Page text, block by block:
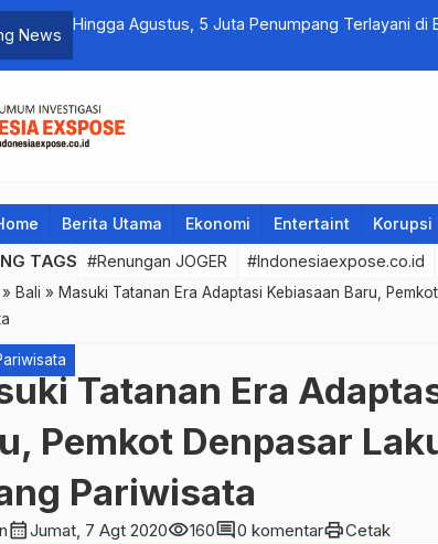
News
Hingga Agustus, 5 Juta Penumpang Terlayani di
Berita Utama Ekonomi Entertaint Korupsi
TAGS #Renungan JOGER #Indonesiaexpose.co.id
» Bali » Masuki Tatanan Era Adaptasi Kebiasaan Baru,
Tatanan Era
Pemkot Denpasar
Pariwisata
calendar_monthJumat, 7 Agt 2020visibility160comment0 komentarprintCetak